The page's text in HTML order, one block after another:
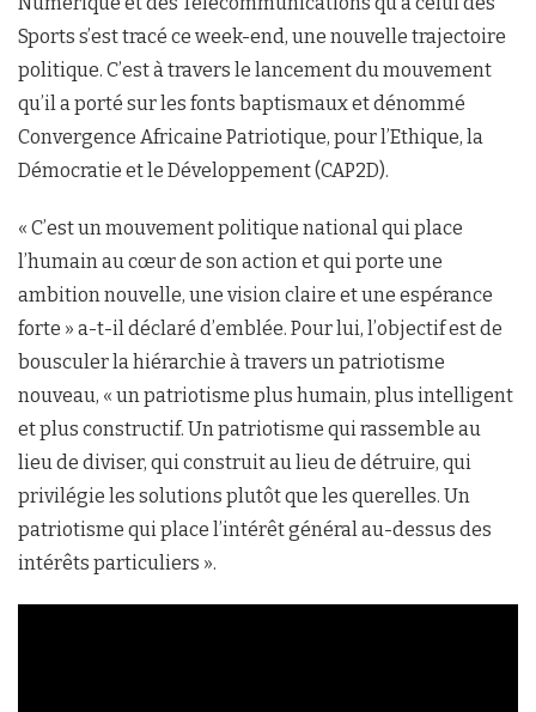
Sports s’est tracé ce week-end, une nouvelle trajectoire
politique. C’est à travers le lancement du mouvement
qu’il a porté sur les fonts baptismaux et dénommé
Convergence Africaine Patriotique, pour l’Ethique, la
Démocratie et le Développement (CAP2D).
« C’est un mouvement politique national qui place
l’humain au cœur de son action et qui porte une
ambition nouvelle, une vision claire et une espérance
forte » a-t-il déclaré d’emblée. Pour lui, l’objectif est de
bousculer la hiérarchie à travers un patriotisme
nouveau, « un patriotisme plus humain, plus intelligent
et plus constructif. Un patriotisme qui rassemble au
lieu de diviser, qui construit au lieu de détruire, qui
privilégie les solutions plutôt que les querelles. Un
patriotisme qui place l’intérêt général au-dessus des
intérêts particuliers ».